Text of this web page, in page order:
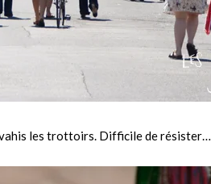
les trottoirs. Difficile de résister…